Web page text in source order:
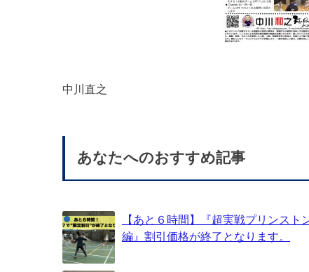
中川直之
あなたへのおすすめ記事
【あと６時間】『超実戦プリンスト
編』割引価格が終了となります。